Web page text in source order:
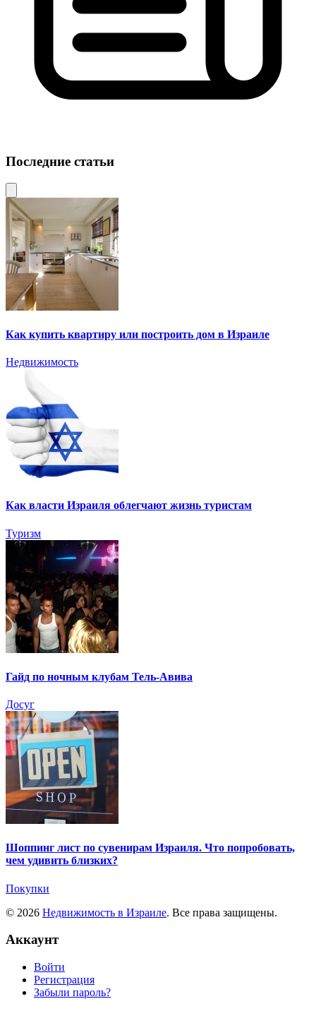
Последние статьи
Как купить квартиру или построить дом в Израиле
Недвижимость
Как власти Израиля облегчают жизнь туристам
Туризм
Гайд по ночным клубам Тель-Авива
Досуг
Шоппинг лист по сувенирам Израиля. Что попробовать,
чем удивить близких?
Покупки
© 2026 Недвижимость в Израиле. Все права защищены.
Аккаунт
Войти
Регистрация
Забыли пароль?